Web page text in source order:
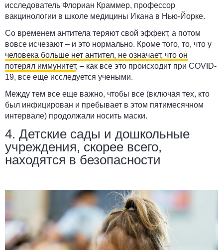
исследователь Флориан Краммер, профессор
вакцинологии в школе медицины Икана в Нью-Йорке.
Со временем антитела теряют свой эффект, а потом
вовсе исчезают – и это нормально. Кроме того, то, что у
человека больше нет антител, не означает, что он
потерял иммунитет, – как все это происходит при COVID-
19, все еще исследуется учеными.
Между тем все еще важно, чтобы все (включая тех, кто
был инфицирован и пребывает в этом пятимесячном
интервале) продолжали носить маски.
4. Детские сады и дошкольные
учреждения, скорее всего,
находятся в безопасности